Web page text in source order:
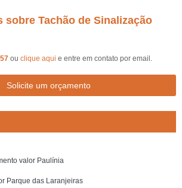
sobre Tachão de Sinalização
ou clique aqui e entre em contato por email.
Solicite um orçamento
valor Paulínia
Parque das Laranjeiras